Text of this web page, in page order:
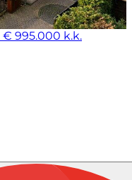
€ 995.000 k.k.